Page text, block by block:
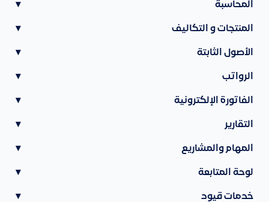
المحاسبة ▾
المنتجات و التكاليف ▾
الأصول الثابتة ▾
الرواتب ▾
الفاتورة الإلكترونية ▾
التقارير ▾
المهام والمشاريع ▾
لوحة المتابعة ▾
خدمات قيود ▾